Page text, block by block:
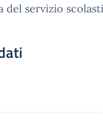
del servizio